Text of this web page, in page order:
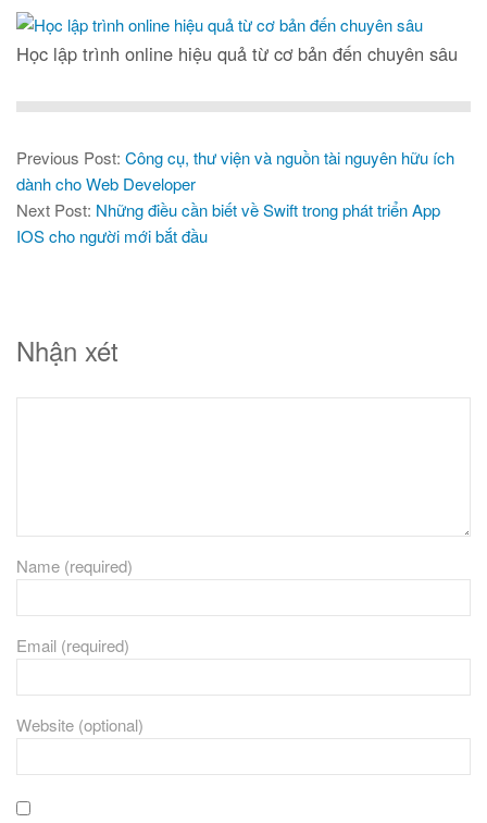
Học lập trình online hiệu quả từ cơ bản đến chuyên sâu
Previous Post: Công cụ, thư viện và nguồn tài nguyên hữu ích
dành cho Web Developer
Next Post: Những điều cần biết về Swift trong phát triển App
IOS cho người mới bắt đầu
Nhận xét
Name (required)
Email (required)
Website (optional)